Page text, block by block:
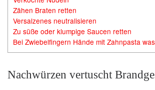
Zähen Braten retten
Versalzenes neutralisieren
Zu süße oder klumpige Saucen retten
Bei Zwiebelfingern Hände mit Zahnpasta
Nachwürzen vertuscht